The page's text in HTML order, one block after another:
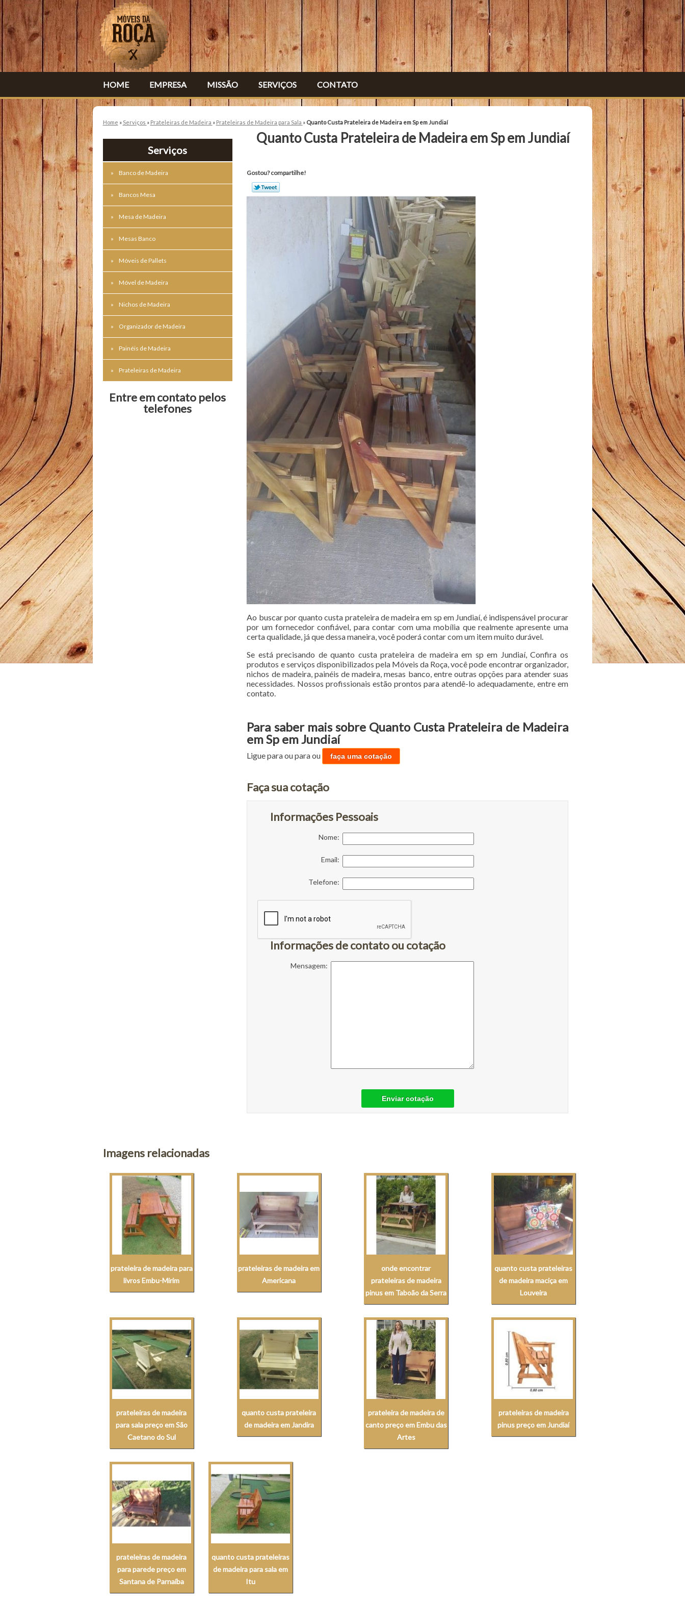
HOME EMPRESA MISSÃO SERVIÇOS CONTATO
Home » Serviços » Prateleiras de Madeira » Prateleiras de Madeira para Sala » Quanto Custa Prateleira de Madeira em Sp em Jundiaí
Serviços
Banco de Madeira
Bancos Mesa
Mesa de Madeira
Mesas Banco
Móveis de Pallets
Móvel de Madeira
Nichos de Madeira
Organizador de Madeira
Painéis de Madeira
Prateleiras de Madeira
Entre em contato pelos
telefones
Quanto Custa Prateleira de Madeira em Sp em Jundiaí
Gostou? compartilhe!
Ao buscar por quanto custa prateleira de madeira em sp em Jundiaí, é indispensável procurar
por um fornecedor confiável, para contar com uma mobília que realmente apresente uma
certa qualidade, já que dessa maneira, você poderá contar com um item muito durável.
Se está precisando de quanto custa prateleira de madeira em sp em Jundiaí, Confira os
produtos e serviços disponibilizados pela Móveis da Roça, você pode encontrar organizador,
nichos de madeira, painéis de madeira, mesas banco, entre outras opções para atender suas
necessidades. Nossos profissionais estão prontos para atendê-lo adequadamente, entre em
contato.
Para saber mais sobre Quanto Custa Prateleira de Madeira
em Sp em Jundiaí
Ligue paraou paraou faça uma cotação
Faça sua cotação
Informações Pessoais
Nome:
Email:
Telefone:
Informações de contato ou cotação
Mensagem:
Enviar cotação
Imagens relacionadas
prateleira de madeira para
livros Embu-Mirim
prateleiras de madeira em
Americana
onde encontrar
prateleiras de madeira
pinus em Taboão da Serra
quanto custa prateleiras
de madeira maciça em
Louveira
prateleiras de madeira
para sala preço em São
Caetano do Sul
quanto custa prateleira
de madeira em Jandira
prateleira de madeira de
canto preço em Embu das
Artes
prateleiras de madeira
pinus preço em Jundiaí
prateleiras de madeira
para parede preço em
Santana de Parnaíba
quanto custa prateleiras
de madeira para sala em
Itu